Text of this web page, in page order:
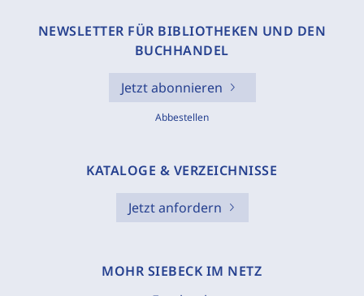
NEWSLETTER FÜR BIBLIOTHEKEN UND DEN
BUCHHANDEL
Jetzt abonnieren
Abbestellen
KATALOGE & VERZEICHNISSE
Jetzt anfordern
MOHR SIEBECK IM NETZ